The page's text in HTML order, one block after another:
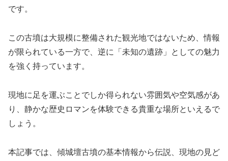
です。
この古墳は大規模に整備された観光地ではないため、情報
が限られている一方で、逆に「未知の遺跡」としての魅力
を強く持っています。
現地に足を運ぶことでしか得られない雰囲気や空気感があ
り、静かな歴史ロマンを体験できる貴重な場所といえるで
しょう。
本記事では、傾城壇古墳の基本情報から伝説、現地の見ど